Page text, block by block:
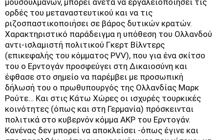
ορδές του μεταναστευτικού και να τις
ριζοσπαστικοποιήσει σε βάρος δυτικών κρατών.
Χαρακτηριστικό παράδειγμα η υπόθεση του Ολλανδού
αντι-ισλαμιστή πολιτικού Γκερτ Βίλντερς
(επικεφαλής του κόμματος PVV), που για ένα σκίτσο
του ο Ερντογάν προσφεύγει στη Δικαιοσύνη και
έφθασε στο σημείο να παρέμβει με προσωπική
δήλωσή του ο πρωθυπουργός της Ολλανδίας Μαρκ
Ρούτε… Και στις Κάτω Χώρες οι ισχυρές τουρκικές
κοινότητες (όπως και στη Γερμανία) πρόσκεινται
πολιτικά στο κυβερνόν κόμμα AKP του Ερντογάν.
Κανένας δεν μπορεί να αποκλείσει -όπως έγινε και